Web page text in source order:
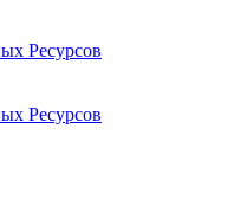
Ресурсов
Ресурсов